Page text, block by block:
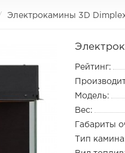
Электрокамины 3D
Рейтинг:
Модель:
Вес:
Габариты
Тип